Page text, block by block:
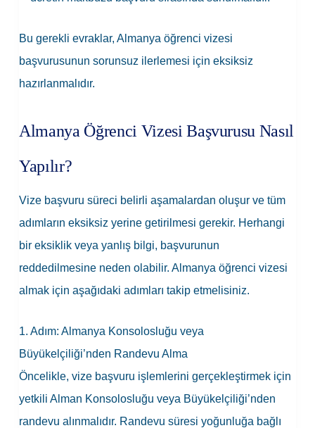
Bu gerekli evraklar, Almanya öğrenci vizesi
başvurusunun sorunsuz ilerlemesi için eksiksiz
hazırlanmalıdır.
Almanya Öğrenci Vizesi Başvurusu Nasıl
Yapılır?
Vize başvuru süreci belirli aşamalardan oluşur ve tüm
adımların eksiksiz yerine getirilmesi gerekir. Herhangi
bir eksiklik veya yanlış bilgi, başvurunun
reddedilmesine neden olabilir. Almanya öğrenci vizesi
almak için aşağıdaki adımları takip etmelisiniz.
1. Adım: Almanya Konsolosluğu veya
Büyükelçiliği’nden Randevu Alma
Öncelikle, vize başvuru işlemlerini gerçekleştirmek için
yetkili Alman Konsolosluğu veya Büyükelçiliği’nden
randevu alınmalıdır. Randevu süresi yoğunluğa bağlı